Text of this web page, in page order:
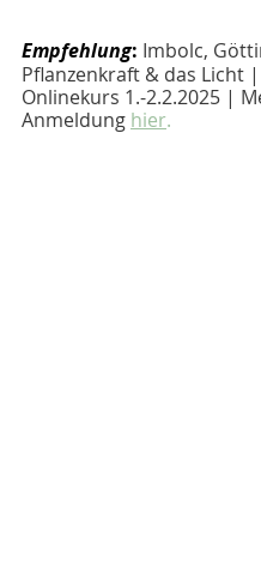
Empfehlung: Imbolc,
Pflanzenkraft & das Licht |
Onlinekurs 1.-2.2.2025 |
Anmeldung hier.